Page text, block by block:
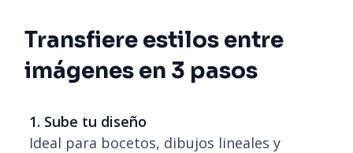
Transfiere estilos entre
imágenes en 3 pasos
1. Sube tu diseño
Ideal para bocetos, dibujos lineales y